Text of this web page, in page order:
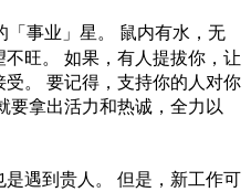
「事业」星。 鼠内有水，无
旺。 如果，有人提拔你，让
。 要记得，支持你的人对你
要拿出活力和热诚，全力以
遇到贵人。 但是，新工作可